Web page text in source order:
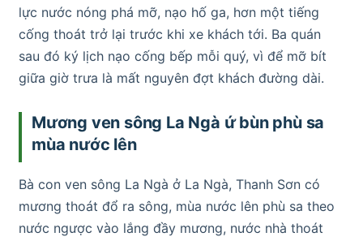
lực nước nóng phá mỡ, nạo hố ga, hơn một tiếng
cống thoát trở lại trước khi xe khách tới. Ba quán
sau đó ký lịch nạo cống bếp mỗi quý, vì để mỡ bít
giữa giờ trưa là mất nguyên đợt khách đường dài.
Mương ven sông La Ngà ứ bùn phù sa
mùa nước lên
Bà con ven sông La Ngà ở La Ngà, Thanh Sơn có
mương thoát đổ ra sông, mùa nước lên phù sa theo
nước ngược vào lắng đầy mương, nước nhà thoát